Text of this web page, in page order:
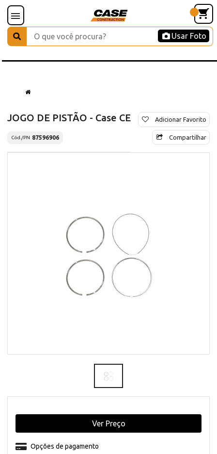
Usar Foto
JOGO DE PISTÃO - Case CE
Cód./PN 87596906
Adicionar Favorito
Compartilhar
Opções de pagamento
Ver Preço